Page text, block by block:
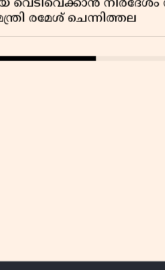
നിർദേശം
രമേശ് ചെന്നിത്തല